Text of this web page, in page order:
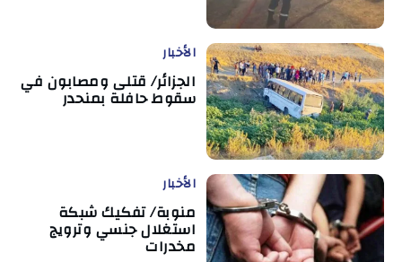
الأخبار
الجزائر/ قتلى ومصابون في
سقوط حافلة بمنحدر
الأخبار
منوبة/ تفكيك شبكة
استغلال جنسي وترويج
مخدرات